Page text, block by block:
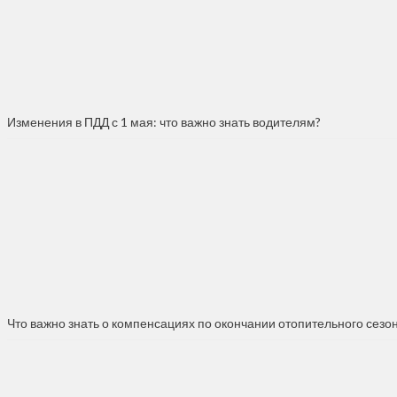
Изменения в ПДД с 1 мая: что важно знать водителям?
Что важно знать о компенсациях по окончании отопительного